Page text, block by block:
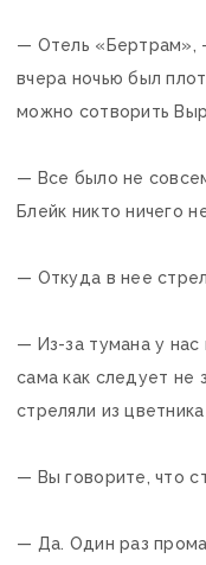
— Отель «Бертрам»,
вчера ночью был
можно сотворить
— Все было не
Блейк никто ничего
— Откуда в нее
— Из-за тумана у
сама как следует не
стреляли из
— Вы говорите, что
— Да. Один раз